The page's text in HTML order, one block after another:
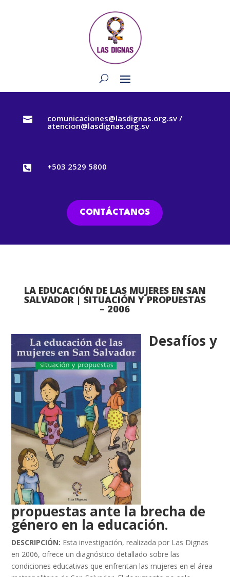
 comunicaciones@lasdignas.org.sv /
atencion@lasdignas.org.sv
 +503 2529 5800
CONTÁCTANOS
LA EDUCACIÓN DE LAS MUJERES EN SAN
SALVADOR | SITUACIÓN Y PROPUESTAS
– 2006
Desafíos y
propuestas ante la brecha de
género en la educación.
DESCRIPCIÓN: Esta investigación, realizada por Las Dignas
en 2006, ofrece un diagnóstico detallado sobre las
condiciones educativas que enfrentan las mujeres en el área